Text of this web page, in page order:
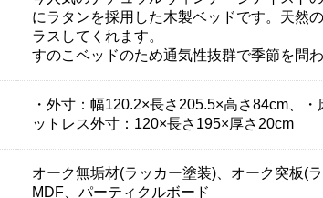
にラタンを採用した木製ベッドです。天然
ラスしてくれます。
すのこベッドのため通気性抜群で季節を問
・外寸：幅120.2×長さ205.5×高さ84cm、
ットレス外寸：120×長さ195×厚さ20cm
オーク無垢材(ラッカー塗装)、オーク突板(
MDF、パーティクルボード